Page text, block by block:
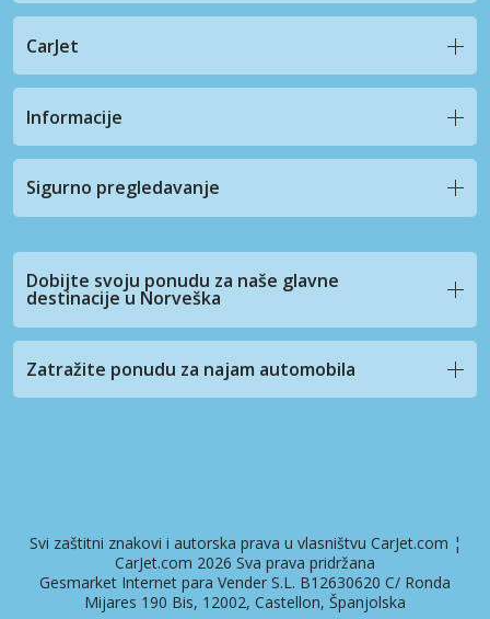
CarJet
Informacije
Sigurno pregledavanje
Dobijte svoju ponudu za naše glavne
destinacije u Norveška
Zatražite ponudu za najam automobila
Svi zaštitni znakovi i autorska prava u vlasništvu CarJet.com ¦
CarJet.com 2026 Sva prava pridržana
Gesmarket Internet para Vender S.L. B12630620 C/ Ronda
Mijares 190 Bis, 12002, Castellon, Španjolska